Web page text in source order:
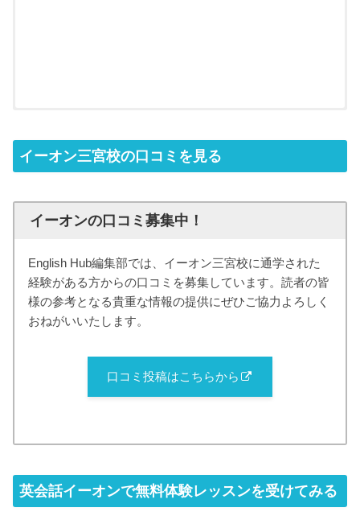
イーオン三宮校の口コミを見る
イーオンの口コミ募集中！
English Hub編集部では、イーオン三宮校に通学された
経験がある方からの口コミを募集しています。読者の皆
様の参考となる貴重な情報の提供にぜひご協力よろしく
おねがいいたします。
口コミ投稿はこちらから
英会話イーオンで無料体験レッスンを受けてみる